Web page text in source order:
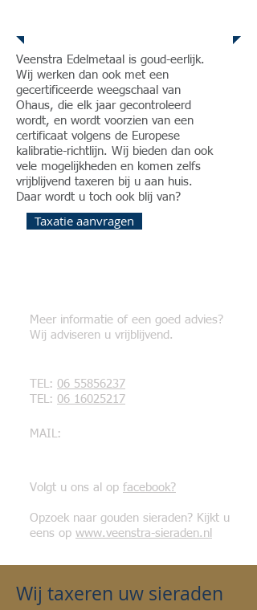
Veenstra Edelmetaal is goud-eerlijk.
Wij werken dan ook met een
gecertificeerde weegschaal van
Ohaus, die elk jaar gecontroleerd
wordt, en wordt voorzien van een
certificaat volgens de Europese
kalibratie-richtlijn. Wij bieden dan ook
vele mogelijkheden en komen zelfs
vrijblijvend taxeren bij u aan huis.
Daar wordt u toch ook blij van?
Taxatie aanvragen
Meer informatie of een goed advies?
Wij adviseren u vrijblijvend.
TEL: 06 55856237
TEL: 06 16025217
MAIL:
Volgt u ons al op facebook?
Opzoek naar gouden sieraden? Kijkt u
eens op www.veenstra-sieraden.nl
Wij taxeren uw sieraden